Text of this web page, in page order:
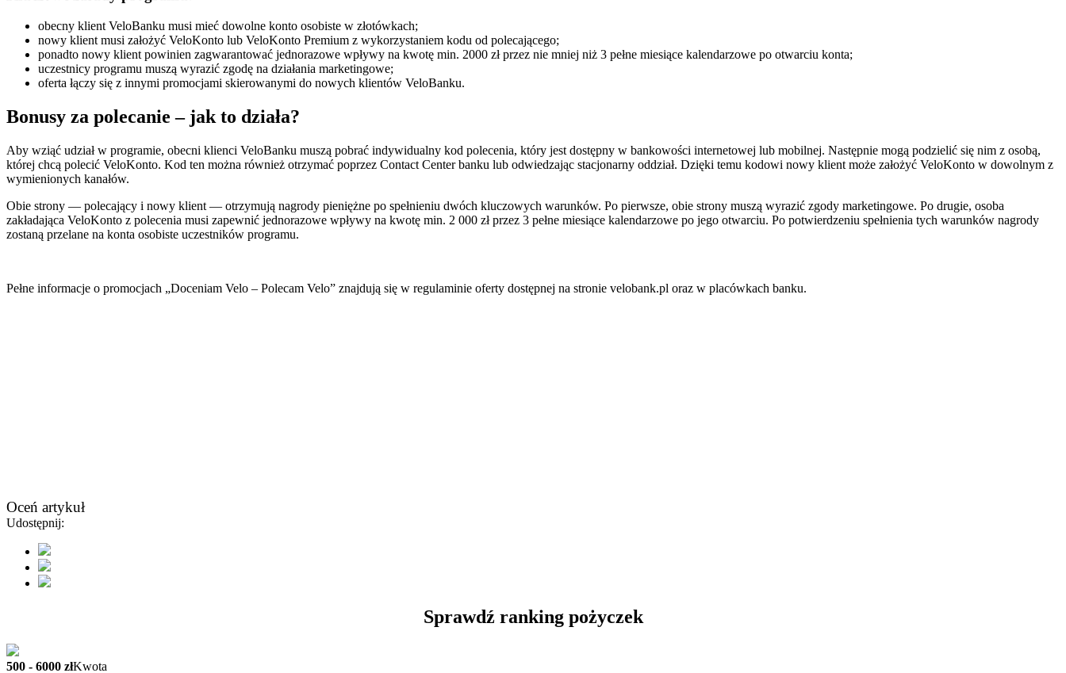
obecny klient VeloBanku musi mieć dowolne konto osobiste w złotówkach;
nowy klient musi założyć VeloKonto lub VeloKonto Premium z wykorzystaniem kodu od polecającego;
ponadto nowy klient powinien zagwarantować jednorazowe wpływy na kwotę min. 2000 zł przez nie mniej niż 3 pełne miesiące kalendarzowe po otwarciu konta;
uczestnicy programu muszą wyrazić zgodę na działania marketingowe;
oferta łączy się z innymi promocjami skierowanymi do nowych klientów VeloBanku.
Bonusy za polecanie – jak to działa?
Aby wziąć udział w programie, obecni klienci VeloBanku muszą pobrać indywidualny kod polecenia, który jest dostępny w bankowości internetowej lub mobilnej. Następnie mogą podzielić się nim z osobą,
której chcą polecić VeloKonto. Kod ten można również otrzymać poprzez Contact Center banku lub odwiedzając stacjonarny oddział. Dzięki temu kodowi nowy klient może założyć VeloKonto w dowolnym z
wymienionych kanałów.
Obie strony — polecający i nowy klient — otrzymują nagrody pieniężne po spełnieniu dwóch kluczowych warunków. Po pierwsze, obie strony muszą wyrazić zgody marketingowe. Po drugie, osoba
zakładająca VeloKonto z polecenia musi zapewnić jednorazowe wpływy na kwotę min. 2 000 zł przez 3 pełne miesiące kalendarzowe po jego otwarciu. Po potwierdzeniu spełnienia tych warunków nagrody
zostaną przelane na konta osobiste uczestników programu.
Pełne informacje o promocjach „Doceniam Velo – Polecam Velo” znajdują się w regulaminie oferty dostępnej na stronie velobank.pl oraz w placówkach banku.
Oceń artykuł
Udostępnij:
Sprawdź ranking pożyczek
500 - 6000 złKwota